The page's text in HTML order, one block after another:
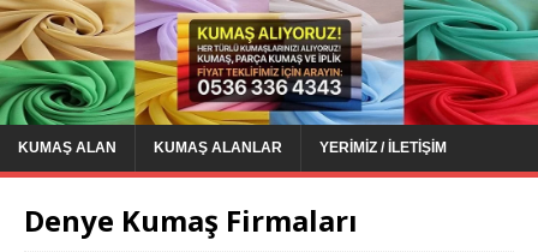
KUMAŞ ALAN KUMAŞ ALANLAR YERIMIZ / İLETIŞIM
Denye Kumaş Firmaları